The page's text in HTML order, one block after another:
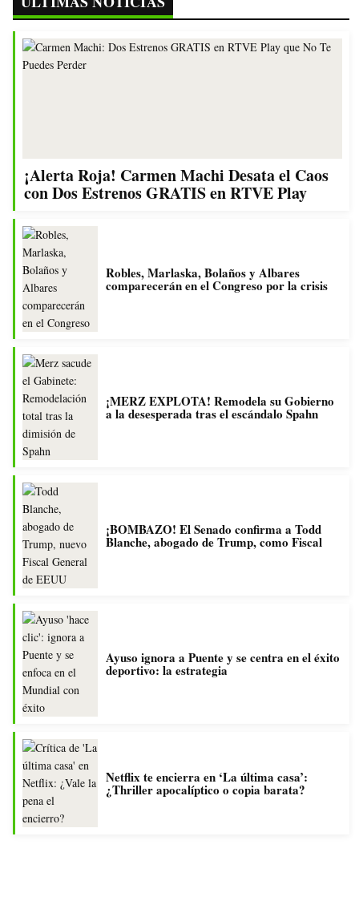
¡Alerta Roja! Carmen Machi Desata el Caos
con Dos Estrenos GRATIS en RTVE Play
Robles, Marlaska, Bolaños y Albares
comparecerán en el Congreso por la crisis
¡MERZ EXPLOTA! Remodela su Gobierno
a la desesperada tras el escándalo Spahn
¡BOMBAZO! El Senado confirma a Todd
Blanche, abogado de Trump, como Fiscal
Ayuso ignora a Puente y se centra en el éxito
deportivo: la estrategia
Netflix te encierra en ‘La última casa’:
¿Thriller apocalíptico o copia barata?